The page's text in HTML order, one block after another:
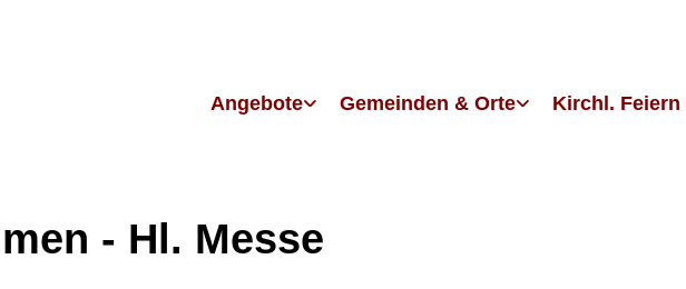
Angebote Gemeinden & Orte Kirchl. Feiern
- Hl. Messe